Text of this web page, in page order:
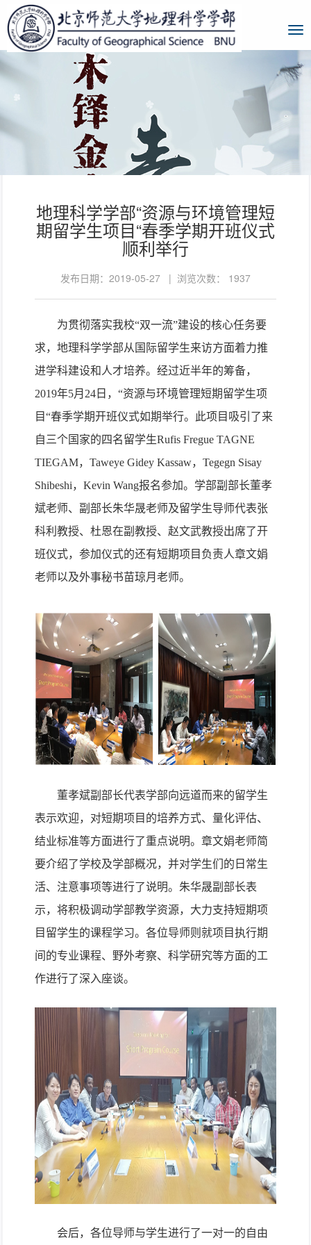
地理科学学部“资源与环境管理短
期留学生项目“春季学期开班仪式
顺利举行
发布日期：2019-05-27 | 浏览次数： 1937
为贯彻落实我校“双一流”建设的核心任务要
求，地理科学学部从国际留学生来访方面着力推
进学科建设和人才培养。经过近半年的筹备，
2019年5月 24 日，“资源与环境管理短期留学生项
目“春季学期开班仪式如期举行。此项目吸引了来
自三个国家的四名留学生Rufis Fregue TAGNE
TIEGAM， Taweye Gidey Kassaw， Tegegn Sisay
Shibeshi， Kevin Wang报名参加。学部副部长董孝
斌老师、副部长朱华晟老师及留学生导师代表张
科利教授、杜恩在副教授、赵文武教授出席了开
班仪式，参加仪式的还有短期项目负责人章文娟
老师以及外事秘书苗琼月老师。
董孝斌副部长代表学部向远道而来的留学生
表示欢迎，对短期项目的培养方式、量化评估、
结业标准等方面进行了重点说明。章文娟老师简
要介绍了学校及学部概况，并对学生们的日常生
活、注意事项等进行了说明。朱华晟副部长表
示，将积极调动学部教学资源，大力支持短期项
目留学生的课程学习。各位导师则就项目执行期
间的专业课程、野外考察、科学研究等方面的工
作进行了深入座谈。
会后，各位导师与学生进行了一对一的自由